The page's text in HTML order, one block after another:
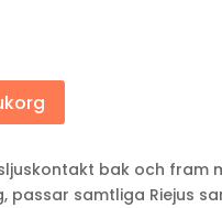
bak och fram
passar samtliga Riejus